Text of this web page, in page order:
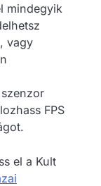
mindegyik
vagy
FPS
el a Kult